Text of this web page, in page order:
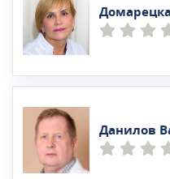
Данилов